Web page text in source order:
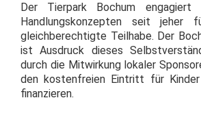
Der Tierpark Bochum
Handlungskonzepten seit jeher
gleichberechtigte Teilhabe. Der
ist Ausdruck dieses
durch die Mitwirkung lokaler
den kostenfreien Eintritt für
finanzieren.